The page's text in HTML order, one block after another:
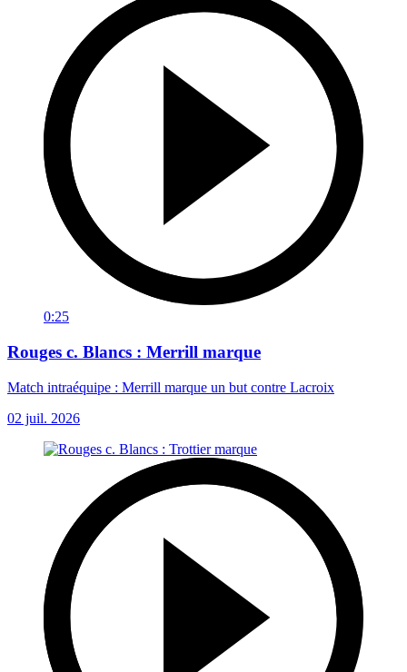
0:25
Rouges c. Blancs : Merrill marque
Match intraéquipe : Merrill marque un but contre Lacroix
02 juil. 2026